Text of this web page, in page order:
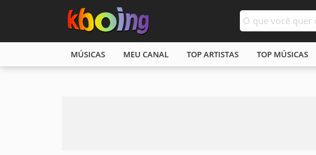
MÚSICAS MEU CANAL TOP ARTISTAS TOP MÚSICAS